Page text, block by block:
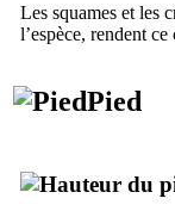
Les squames et les
l’espèce, rendent
Pied